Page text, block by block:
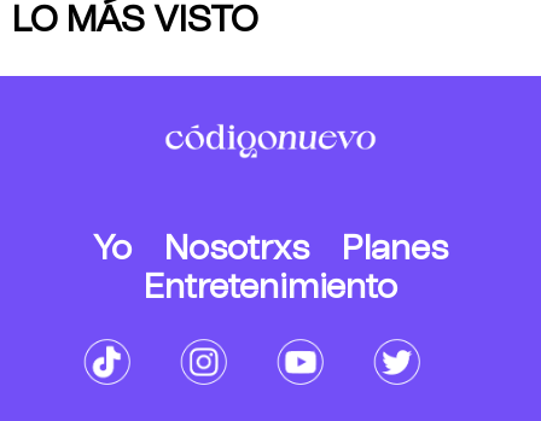
LO MÁS VISTO
Yo Nosotrxs
Planes
Entretenimiento